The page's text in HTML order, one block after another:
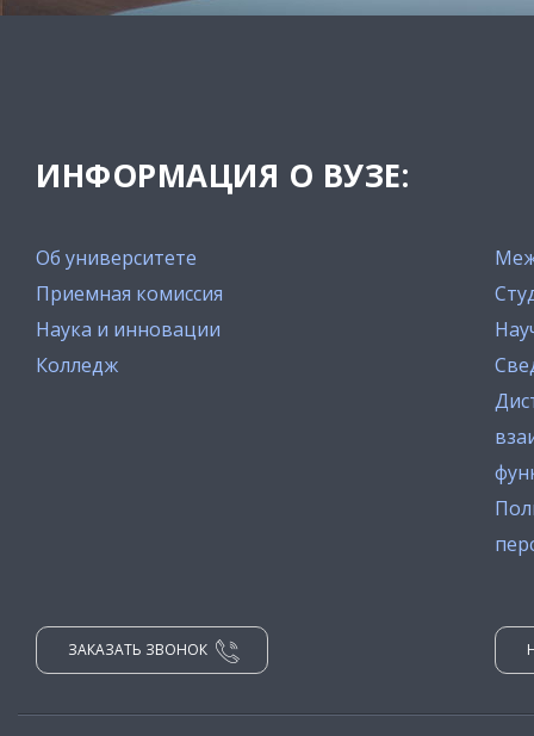
ИНФОРМАЦИЯ О ВУЗЕ:
Об университете
Приемная комиссия
Наука и инновации
Колледж
ЗАКАЗАТЬ ЗВОНОК